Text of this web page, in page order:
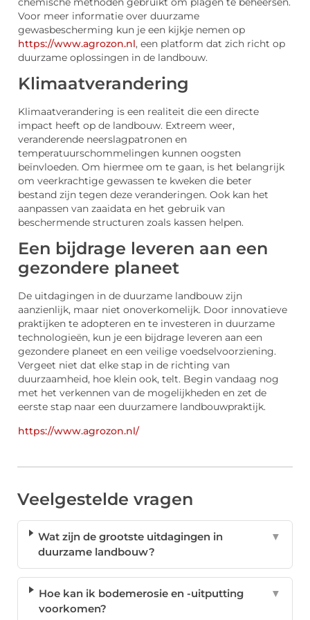
Voor meer informatie over duurzame
gewasbescherming kun je een kijkje nemen op
https://www.agrozon.nl, een platform dat zich richt op
duurzame oplossingen in de landbouw.
Klimaatverandering
Klimaatverandering is een realiteit die een directe
impact heeft op de landbouw. Extreem weer,
veranderende neerslagpatronen en
temperatuurschommelingen kunnen oogsten
beïnvloeden. Om hiermee om te gaan, is het belangrijk
om veerkrachtige gewassen te kweken die beter
bestand zijn tegen deze veranderingen. Ook kan het
aanpassen van zaaidata en het gebruik van
beschermende structuren zoals kassen helpen.
Een bijdrage leveren aan een
gezondere planeet
De uitdagingen in de duurzame landbouw zijn
aanzienlijk, maar niet onoverkomelijk. Door innovatieve
praktijken te adopteren en te investeren in duurzame
technologieën, kun je een bijdrage leveren aan een
gezondere planeet en een veilige voedselvoorziening.
Vergeet niet dat elke stap in de richting van
duurzaamheid, hoe klein ook, telt. Begin vandaag nog
met het verkennen van de mogelijkheden en zet de
eerste stap naar een duurzamere landbouwpraktijk.
https://www.agrozon.nl/
Veelgestelde vragen
Wat zijn de grootste uitdagingen in
duurzame landbouw?
▼
Hoe kan ik bodemerosie en -uitputting
voorkomen?
▼